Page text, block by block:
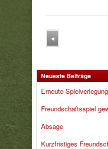
◂
Neueste Beiträge
Erneute Spielverlegung
Freundschaftsspiel
Absage
Kurzfristiges